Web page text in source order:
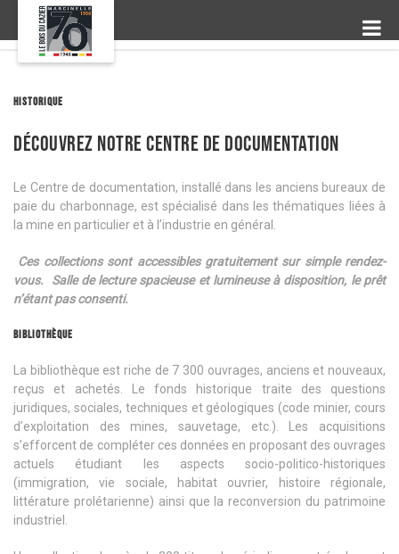
HISTORIQUE
Découvrez notre centre de documentation
Le Centre de documentation, installé dans les anciens bureaux de
paie du charbonnage, est spécialisé dans les thématiques liées à
la mine en particulier et à l’industrie en général.
Ces collections sont accessibles gratuitement sur simple rendez-
vous. Salle de lecture spacieuse et lumineuse à disposition, le prêt
n’étant pas consenti.
BIBLIOTHÈQUE
La bibliothèque est riche de 7 300 ouvrages, anciens et nouveaux,
reçus et achetés. Le fonds historique traite des questions
juridiques, sociales, techniques et géologiques (code minier, cours
d’exploitation des mines, sauvetage, etc.). Les acquisitions
s’efforcent de compléter ces données en proposant des ouvrages
actuels étudiant les aspects socio-politico-historiques
(immigration, vie sociale, habitat ouvrier, histoire régionale,
littérature prolétarienne) ainsi que la reconversion du patrimoine
industriel.